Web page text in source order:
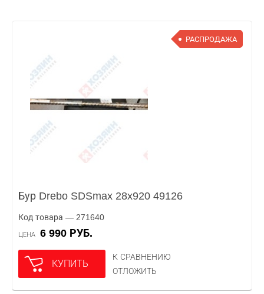
РАСПРОДАЖА
Бур Drebo SDSmax 28x920 49126
Код товара — 271640
ЦЕНА 6 990 РУБ.
КУПИТЬ
К СРАВНЕНИЮ
ОТЛОЖИТЬ